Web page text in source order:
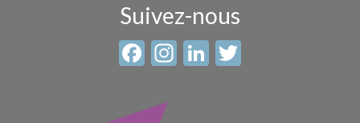
Suivez-nous
Facebook
Instagram
LinkedIn